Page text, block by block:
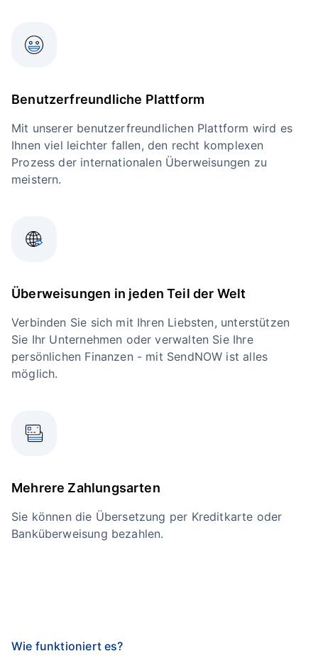
Benutzerfreundliche Plattform
Mit unserer benutzerfreundlichen Plattform wird es
Ihnen viel leichter fallen, den recht komplexen
Prozess der internationalen Überweisungen zu
meistern.
Überweisungen in jeden Teil der Welt
Verbinden Sie sich mit Ihren Liebsten, unterstützen
Sie Ihr Unternehmen oder verwalten Sie Ihre
persönlichen Finanzen - mit SendNOW ist alles
möglich.
Mehrere Zahlungsarten
Sie können die Übersetzung per Kreditkarte oder
Banküberweisung bezahlen.
Wie funktioniert es?